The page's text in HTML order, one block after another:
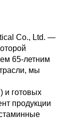
Co., Ltd. —
65-летним
мы
и готовых
продукции